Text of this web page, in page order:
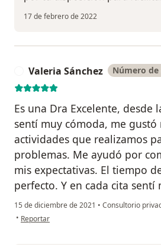
17 de febrero de 2022
Valeria Sánchez Número
Es una Dra Excelente, desde
sentí muy cómoda, me gustó
actividades que realizamos
problemas. Me ayudó por
mis expectativas. El tiempo
perfecto. Y en cada cita sentí
15 de diciembre de 2021 • Consultorio
• en opinión del usuario Valeria Sánchez
Reportar